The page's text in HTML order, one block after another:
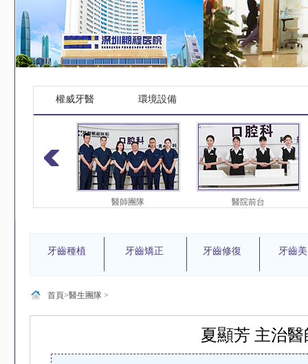
權威牙醫 環境設備
醫師團隊 醫院前台
牙齒種植 牙齒矯正 牙齒修復 牙齒
首頁>醫生團隊>
夏顯芳 主治醫